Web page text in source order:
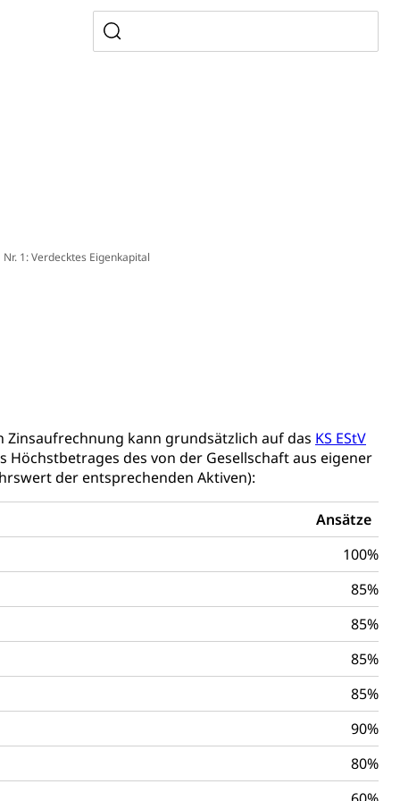
Nr. 1: Verdecktes Eigenkapital
Zinsaufrechnung kann grundsätzlich auf das KS EStV
des von der Gesellschaft aus eigener
der entsprechenden Aktiven):
Ansätze
100%
85%
85%
85%
85%
90%
80%
Krankenkasse
Luzern)
Existenzsicherung - Sozialhilfe
(WAS Luzern)
Suchtkrankheit, Drogenabhängige,
erste Säule, zweite Säule, dritte Säule,
Luzern)
AHV-Beiträge (WAS Luzern)
AHV-Altersrente (WAS Luzern)
Erwerbsunfähigkeit, Behinderte